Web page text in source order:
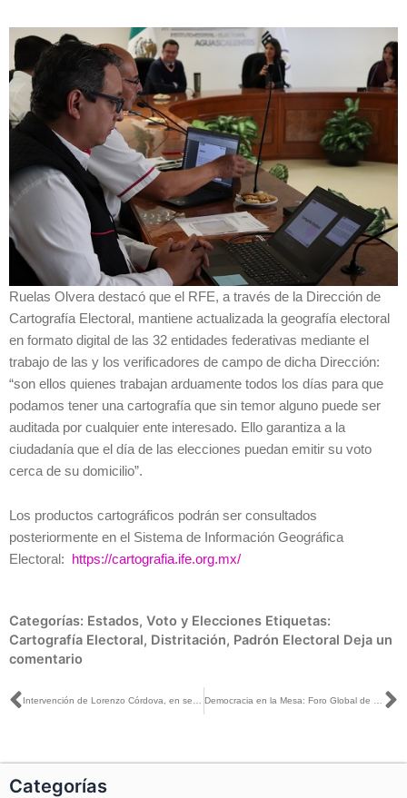
Ruelas Olvera destacó que el RFE, a través de la Dirección de
Cartografía Electoral, mantiene actualizada la geografía electoral
en formato digital de las 32 entidades federativas mediante el
trabajo de las y los verificadores de campo de dicha Dirección:
“son ellos quienes trabajan arduamente todos los días para que
podamos tener una cartografía que sin temor alguno puede ser
auditada por cualquier ente interesado. Ello garantiza a la
ciudadanía que el día de las elecciones puedan emitir su voto
cerca de su domicilio”.
Los productos cartográficos podrán ser consultados
posteriormente en el Sistema de Información Geográfica
Electoral:
https://cartografia.ife.org.mx/
Categorías: Estados, Voto y Elecciones Etiquetas:
Cartografía Electoral, Distritación, Padrón Electoral Deja un
comentario
Ant
Categorías